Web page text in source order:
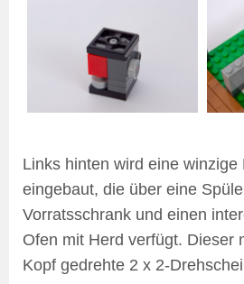
Links hinten wird eine winzige
eingebaut, die über eine
Vorratsschrank und einen
Ofen mit Herd verfügt. Dieser
Kopf gedrehte 2 x 2-